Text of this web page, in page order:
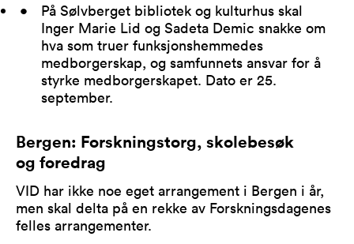
På Sølvberget bibliotek og kulturhus skal
Inger Marie Lid og Sadeta Demic snakke om
hva som truer funksjonshemmedes
medborgerskap, og samfunnets ansvar for å
styrke medborgerskapet. Dato er 25.
september.
Bergen: Forskningstorg, skolebesøk
og foredrag
VID har ikke noe eget arrangement i Bergen i år,
men skal delta på en rekke av Forskningsdagenes
felles arrangementer.